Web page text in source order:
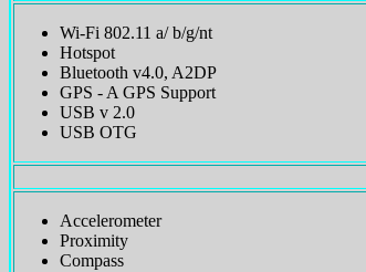
Wi-Fi 802.11 a/ b/g/nt
Hotspot
Bluetooth v4.0, A2DP
GPS - A GPS Support
USB v 2.0
USB OTG
Accelerometer
Proximity
Compass